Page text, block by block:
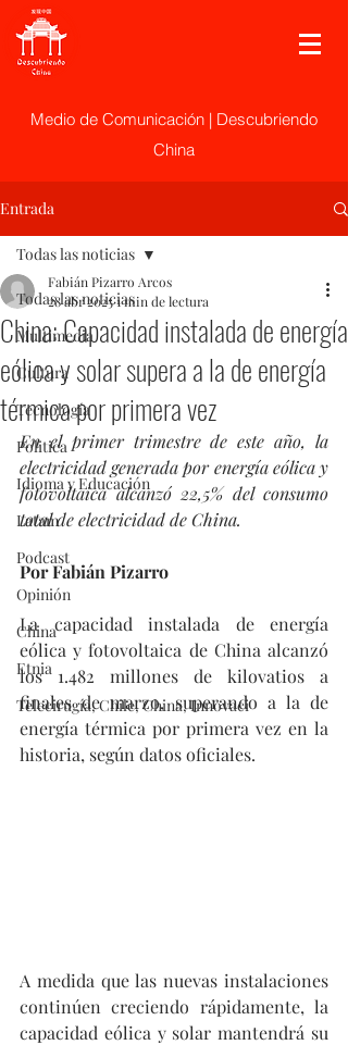
Medio de Comunicación | Descubriendo
China
Entrada
Todas las noticias
Multimedia
Cultura
Tecnología
Politica
Idioma y Educación
Latam
Podcast
Opinión
China
Etnia
Telecirugía, Chile, China, Innovaci
Todas las noticias
China: Capacidad instalada de energía
eólica y solar supera a la de energía
térmica por primera vez
Fabián Pizarro Arcos
28 abr 20251 min de lectura
En el primer trimestre de este año, la
electricidad generada por energía eólica y
fotovoltaica alcanzó 22,5% del consumo
total de electricidad de China.
Por Fabián Pizarro
La capacidad instalada de energía
eólica y fotovoltaica de China alcanzó
los 1.482 millones de kilovatios a
finales de marzo, superando a la de
energía térmica por primera vez en la
historia, según datos oficiales.
A medida que las nuevas instalaciones
continúen creciendo rápidamente, la
capacidad eólica y solar mantendrá su